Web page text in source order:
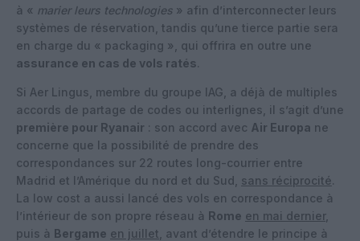
à « marier leurs technologies » afin d’interconnecter leurs
systèmes de réservation, tandis qu’une tierce partie sera
en charge du « packaging », qui offrira en outre une
assurance en cas de vols ratés.
Si Aer Lingus, membre du groupe IAG, a déjà de multiples
accords de partage de codes ou interlignes, il s’agit d’une
première pour Ryanair : son accord avec Air Europa ne
concerne que la possibilité de prendre des
correspondances sur 22 routes long-courrier entre
Madrid et l’Amérique du nord et du Sud, sans réciprocité.
La low cost a aussi lancé des vols en correspondance à
l’intérieur de son propre réseau à Rome en mai dernier,
puis à Bergame en juillet , avant d’étendre le principe à